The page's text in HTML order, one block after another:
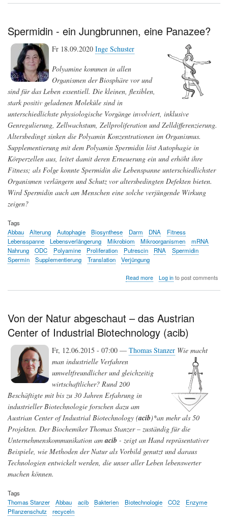
Rolle
Kohlenstoffspeicherung
Spermidin - ein Jungbrunnen, eine Panazee?
Fr 18.09.2020 Inge Schuster
Polyamine kommen in allen
Organismen der Biosphäre vor und
sind für das Leben essentiell. Die kleinen, flexiblen,
stark positiv geladenen Moleküle sind in
unterschiedlichste physiologische Vorgänge involviert, inklusive
Genregulierung, Zellwachstum, Zellproliferation und Zelldifferenzierung.
Altersbedingt sinken die Polyamin Konzentrationen im Organismus.
Supplementierung mit dem Polyamin Spermidin löst Autophagie in
Körperzellen aus, leitet damit deren Erneuerung ein und erhöht ihre
Fitness; als Folge konnte Spermidin die Lebenspanne unterschiedlichster
Organismen verlängern und Schutz vor altersbedingten Defekten bieten.
Wird Spermidin auch am Menschen eine solche verjüngende Wirkung
zeigen?
Tags
Abbau
Alterung Autophagie Biosynthese Darm DNA
Fitness
Lebensspanne
Lebensverlängerung Mikrobiom Mikroorganismen
mRNA
Nahrung
ODC Polyamine Proliferation Putrescin RNA
Spermidin
Spermin
Supplementierung Translation Verjüngung
Read moreabout
eine
Panazee?
Log into post comments
Von der Natur abgeschaut – das Austrian
Center of Industrial Biotechnology (acib)
Fr, 12.06.2015 - 07:00 — Thomas Stanzer Wie macht
man industrielle Verfahren
umweltfreundlicher und gleichzeitig
wirtschaftlicher? Rund 200
Beschäftigte mit bis zu 30 Jahren Erfahrung in
industrieller Biotechnologie forschen dazu am
Austrian Center of Industrial Biotechnology (acib)*an mehr als 50
Projekten. Der Biochemiker Thomas Stanzer – zuständig für die
Unternehmenskommunikation amacib - zeigt an Hand repräsentativer
Beispiele, wie Methoden der Natur als Vorbild genutzt und daraus
Technologien entwickelt werden, die unser aller Leben lebenswerter
machen können.
Tags
Thomas Stanzer
Abbau acib Bakterien Biotechnologie CO2
Enzyme
Pflanzenschutz
recyceln